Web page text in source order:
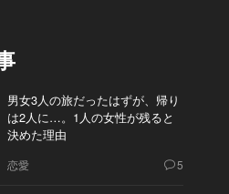
男女3人の旅だったはずが、帰り
は2人に…。1人の女性が残ると
決めた理由
恋愛 5